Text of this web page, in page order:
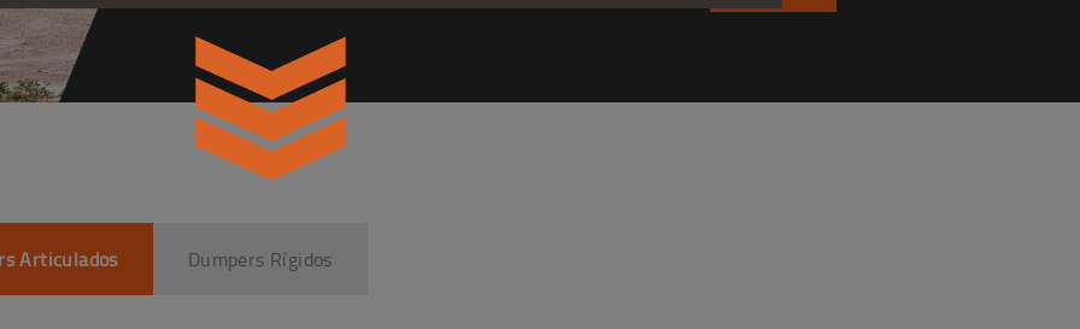
Articulados Dumpers Rígidos